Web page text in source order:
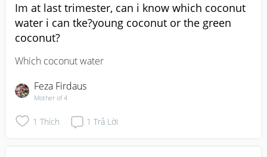
Im at last trimester, can i know which coconut
water i can tke?young coconut or the green
coconut?
Which coconut water
Feza Firdaus
Mother of 4
1 Thích 1 Trả Lời